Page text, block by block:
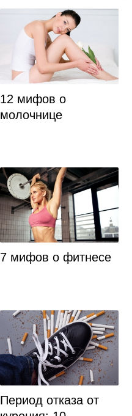
12 мифов о
молочнице
7 мифов о фитнесе
Период отказа от